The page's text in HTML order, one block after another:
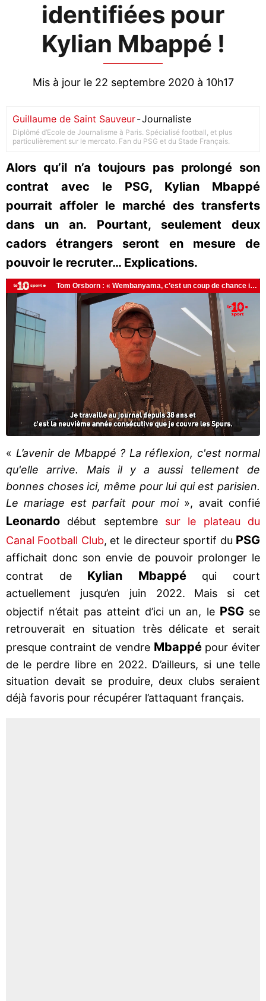
identifiées pour
Kylian Mbappé !
Mis à jour le 22 septembre 2020 à 10h17
Guillaume de Saint Sauveur-Journaliste
Diplômé d’Ecole de Journalisme à Paris. Spécialisé football, et plus
particulièrement sur le mercato. Fan du PSG et du Stade Français.
Alors qu’il n’a toujours pas prolongé son
contrat avec le PSG, Kylian Mbappé
pourrait affoler le marché des transferts
dans un an. Pourtant, seulement deux
cadors étrangers seront en mesure de
pouvoir le recruter… Explications.
« L’avenir de Mbappé ? La réflexion, c'est normal
qu'elle arrive. Mais il y a aussi tellement de
bonnes choses ici, même pour lui qui est parisien.
Le mariage est parfait pour moi », avait confié
Leonardo début septembre sur le plateau du
Canal Football Club, et le directeur sportif du PSG
affichait donc son envie de pouvoir prolonger le
contrat de Kylian Mbappéqui court
actuellement jusqu’en juin 2022. Mais si cet
objectif n’était pas atteint d’ici un an, le PSGse
retrouverait en situation très délicate et serait
presque contraint de vendre Mbappépour éviter
de le perdre libre en 2022. D’ailleurs, si une telle
situation devait se produire, deux clubs seraient
déjà favoris pour récupérer l’attaquant français.